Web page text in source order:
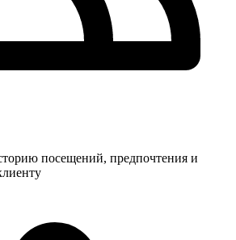
посещений, предпочтения и